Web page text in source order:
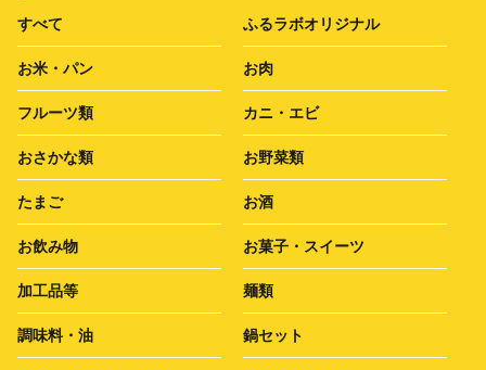
すべて ふるラボオリジナル
お米・パン お肉
フルーツ類 カニ・エビ
おさかな類 お野菜類
たまご お酒
お飲み物 お菓子・スイーツ
加工品等 麺類
調味料・油 鍋セット